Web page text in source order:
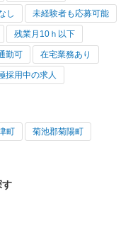
し 未経験者も応募可能
残業月10ｈ以下
勤可 在宅業務あり
採用中の求人
町 菊池郡菊陽町
す